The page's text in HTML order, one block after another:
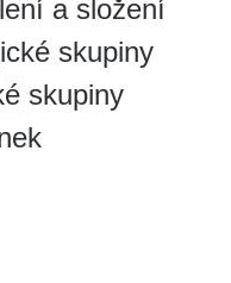
a složení
skupiny
skupiny